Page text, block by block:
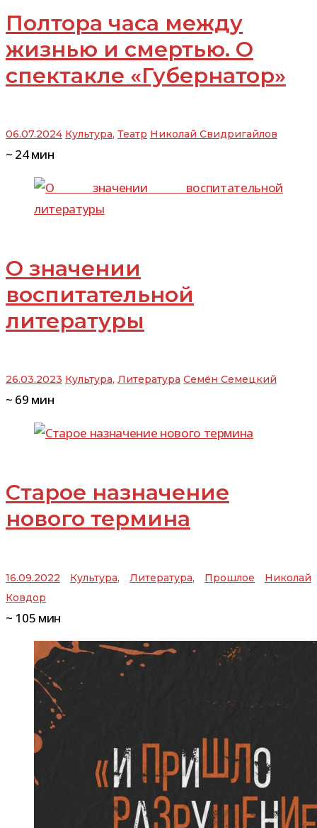
Полтора часа между
жизнью и смертью. О
спектакле «Губернатор»
06.07.2024 Культура, Театр Николай Свидригайлов
~ 24мин
О значении
воспитательной
литературы
26.03.2023 Культура, Литература Семён Семецкий
~ 69 мин
Старое назначение
нового термина
16.09.2022 Культура, Литература, Прошлое
Николай
Ковдор
~ 105 мин